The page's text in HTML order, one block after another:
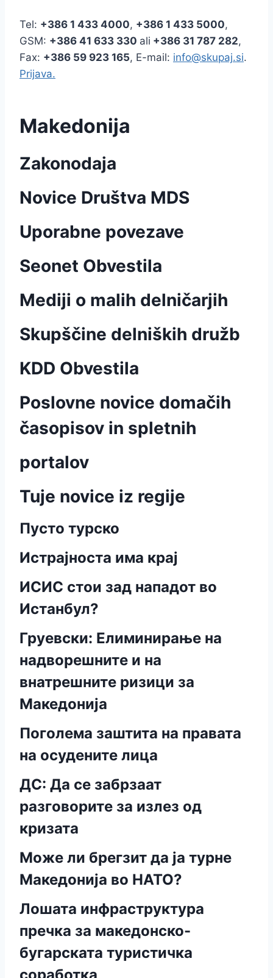
Tel: +386 1 433 4000, +386 1 433 5000,
GSM: +386 41 633 330 ali +386 31 787 282,
Fax: +386 59 923 165, E-mail: info@skupaj.si.
Prijava.
Makedonija
Zakonodaja
Novice Društva MDS
Uporabne povezave
Seonet Obvestila
Mediji o malih delničarjih
Skupščine delniških družb
KDD Obvestila
Poslovne novice domačih
časopisov in spletnih
portalov
Tuje novice iz regije
Пусто турско
Истрајноста има крај
ИСИС стои зад нападот во
Истанбул?
Груевски: Елиминирање на
надворешните и на
внатрешните ризици за
Македонија
Поголема заштита на правата
на осудените лица
ДС: Да се забрзаат
разговорите за излез од
кризата
Може ли брегзит да ја турне
Македонија во НАТО?
Лошата инфраструктура
пречка за македонско-
бугарската туристичка